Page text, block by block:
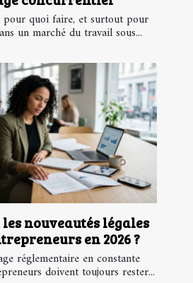
pour quoi faire, et surtout pour
un marché du travail sous...
nouveautés légales
en 2026 ?
réglementaire en constante
doivent toujours rester...